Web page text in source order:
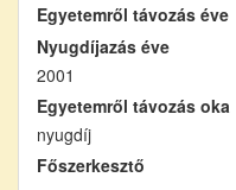
Egyetemről távozás éve
Nyugdíjazás éve
2001
Egyetemről távozás oka
nyugdíj
Főszerkesztő